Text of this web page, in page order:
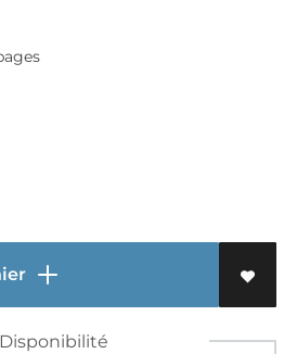
Disponibilité